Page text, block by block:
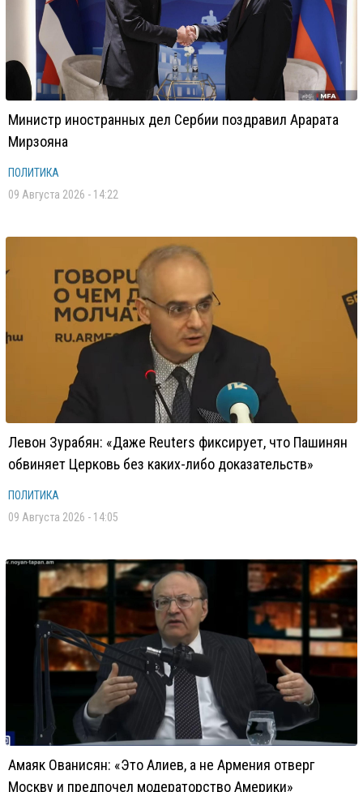
Министр иностранных дел Сербии поздравил Арарата
Мирзояна
ПОЛИТИКА
09 Августа 2026 - 14:22
Левон Зурабян: «Даже Reuters фиксирует, что Пашинян
обвиняет Церковь без каких-либо доказательств»
ПОЛИТИКА
09 Августа 2026 - 14:05
Амаяк Ованисян: «Это Алиев, а не Армения отверг
Москву и предпочел модераторство Америки»